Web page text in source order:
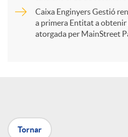
t
Caixa Enginyers Gestió
a primera Entitat a obtenir
atorgada per MainStreet
Tornar